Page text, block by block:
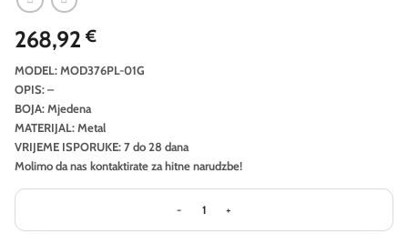
268,92€
MODEL: MOD376PL-01G
OPIS: –
BOJA: Mjedena
MATERIJAL: Metal
VRIJEME ISPORUKE: 7 do 28 dana
Molimo da nas kontaktirate za hitne narudzbe!
Viseća svjetiljka Maytoni Levitation -